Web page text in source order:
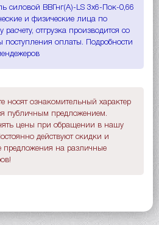
силовой ВВГнг(A)-LS 3х6-Пок-0,66
и физические лица по
расчету, отгрузка производится со
поступления оплаты. Подробности
носят ознакомительный характер
публичным предложением.
цены при обращении в нашу
действуют скидки и
предложения на различные